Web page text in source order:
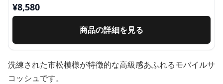
¥8,580
商品の詳細を見る
洗練された市松模様が特徴的な高級感あふれるモバイルサ
コッシュです。